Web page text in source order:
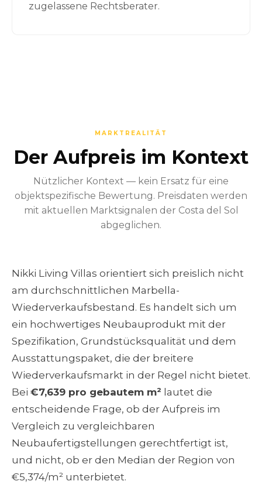
zugelassene Rechtsberater.
MARKTREALIT‌ÄT
Der Aufpreis im Kontext
Nützlicher Kontext — kein Ersatz für eine
objektspezifische Bewertung. Preisdaten werden
mit aktuellen Marktsignalen der Costa del Sol
abgeglichen.
Nikki Living Villas orientiert sich preislich nicht
am durchschnittlichen Marbella-
Wiederverkaufsbestand. Es handelt sich um
ein hochwertiges Neubauprodukt mit der
Spezifikation, Grundstücksqualität und dem
Ausstattungspaket, die der breitere
Wiederverkaufsmarkt in der Regel nicht bietet.
Bei €7,639 pro gebautem m² lautet die
entscheidende Frage, ob der Aufpreis im
Vergleich zu vergleichbaren
Neubaufertigstellungen gerechtfertigt ist,
und nicht, ob er den Median der Region von
€5,374/m² unterbietet.